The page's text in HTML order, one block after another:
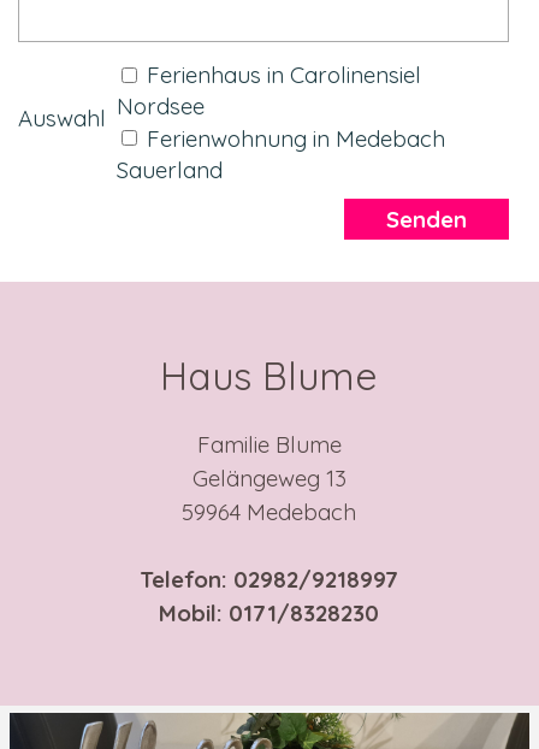
Auswahl
Ferienhaus in Carolinensiel
Nordsee
Ferienwohnung in Medebach
Sauerland
Haus Blume
Familie Blume
Gelängeweg 13
59964 Medebach
Telefon: 02982/9218997
Mobil: 0171/8328230